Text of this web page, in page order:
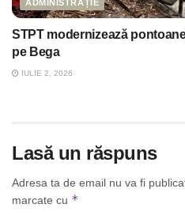
ADMINISTRAȚIE
STPT modernizează
pe Bega
IULIE 2, 2026
Lasă un răspuns
Adresa ta de email nu va fi
marcate cu *